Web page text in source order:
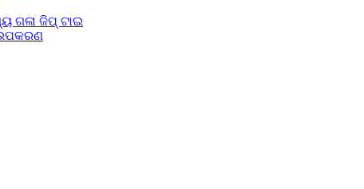
ଗଳା ଜିପ୍ ଟାଇ